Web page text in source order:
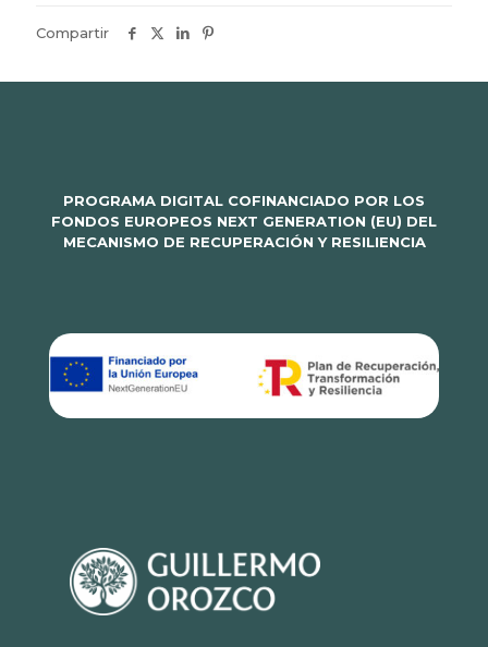
Compartir
PROGRAMA DIGITAL COFINANCIADO POR LOS
FONDOS EUROPEOS NEXT GENERATION (EU) DEL
MECANISMO DE RECUPERACIÓN Y RESILIENCIA